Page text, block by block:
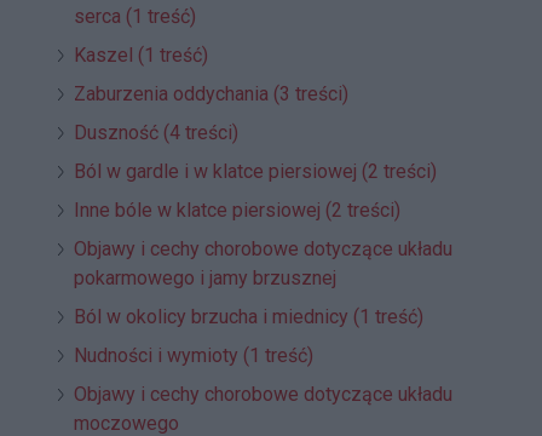
serca (1 treść)
Kaszel (1 treść)
Zaburzenia oddychania (3 treści)
Duszność (4 treści)
Ból w gardle i w klatce piersiowej (2 treści)
Inne bóle w klatce piersiowej (2 treści)
Objawy i cechy chorobowe dotyczące układu
pokarmowego i jamy brzusznej
Ból w okolicy brzucha i miednicy (1 treść)
Nudności i wymioty (1 treść)
Objawy i cechy chorobowe dotyczące układu
moczowego